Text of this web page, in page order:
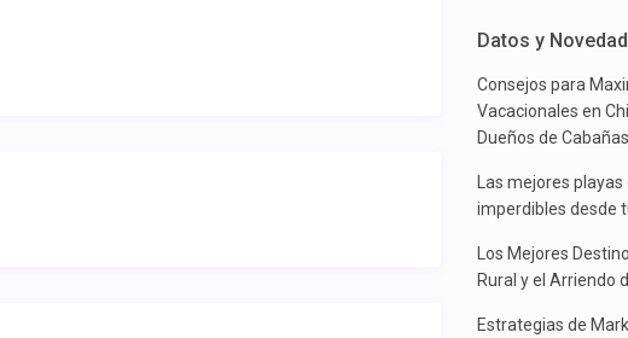
Datos y
Consejos para
Vacacionales en
Dueños de
Las mejores
imperdibles desde
Los Mejores
Rural y el Arriendo
Estrategias de